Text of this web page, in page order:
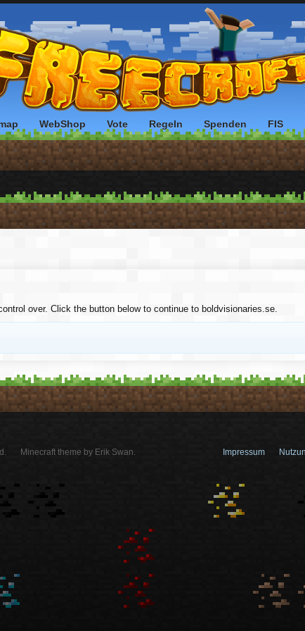
over. Click the button below to continue to boldvisionaries.se.
WebShop Vote Regeln Spenden FIS
Minecraft theme by Erik Swan. Impressum